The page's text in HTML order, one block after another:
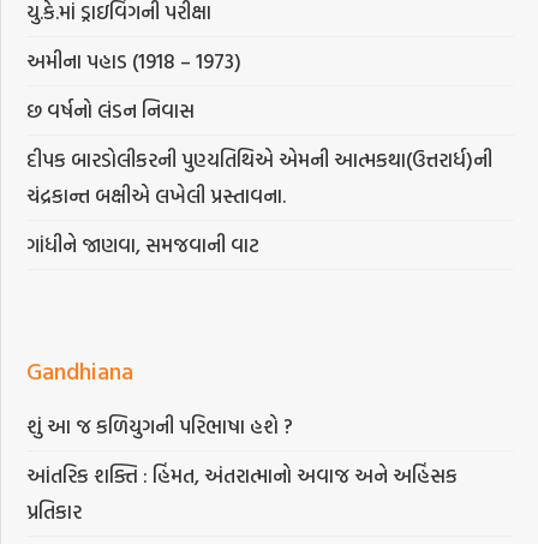
યુ.કે.માં ડ્રાઇવિંગની પરીક્ષા
અમીના પહાડ (1918 – 1973)
છ વર્ષનો લંડન નિવાસ
દીપક બારડોલીકરની પુણ્યતિથિએ એમની આત્મકથા(ઉત્તરાર્ધ)ની
ચંદ્રકાન્ત બક્ષીએ લખેલી પ્રસ્તાવના.
ગાંધીને જાણવા, સમજવાની વાટ
Gandhiana
શું આ જ કળિયુગની પરિભાષા હશે ?
આંતરિક શક્તિ : હિંમત, અંતરાત્માનો અવાજ અને અહિંસક
પ્રતિકાર